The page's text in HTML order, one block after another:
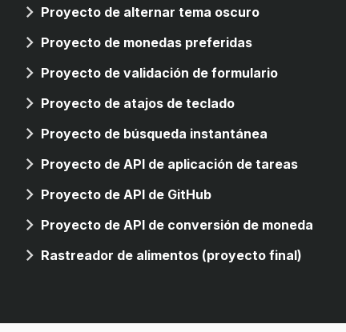
escribas el código que abre y cierra la barra lateral de
una página web.
Proyecto de alternar tema oscuro
escribas el código que alterna el tema oscuro de una
página.
Proyecto de monedas preferidas
personalizada que permita al usuario seleccionar sus
Proyecto de validación de formulario
Proyecto de atajos de teclado
modal existente.
Proyecto de búsqueda instantánea
Proyecto de API de aplicación de tareas
Proyecto de API de GitHub
Proyecto de API de conversión de moneda
Rastreador de alimentos (proyecto final)